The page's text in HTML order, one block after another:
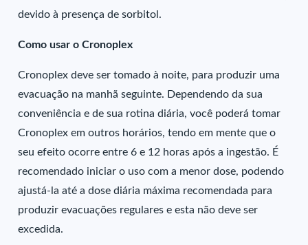
devido à presença de sorbitol.
Como usar o Cronoplex
Cronoplex deve ser tomado à noite, para produzir uma
evacuação na manhã seguinte. Dependendo da sua
conveniência e de sua rotina diária, você poderá tomar
Cronoplex em outros horários, tendo em mente que o
seu efeito ocorre entre 6 e 12 horas após a ingestão. É
recomendado iniciar o uso com a menor dose, podendo
ajustá-la até a dose diária máxima recomendada para
produzir evacuações regulares e esta não deve ser
excedida.